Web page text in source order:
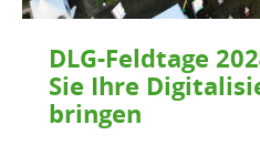
DLG-Feldtage
Sie Ihre
bringen